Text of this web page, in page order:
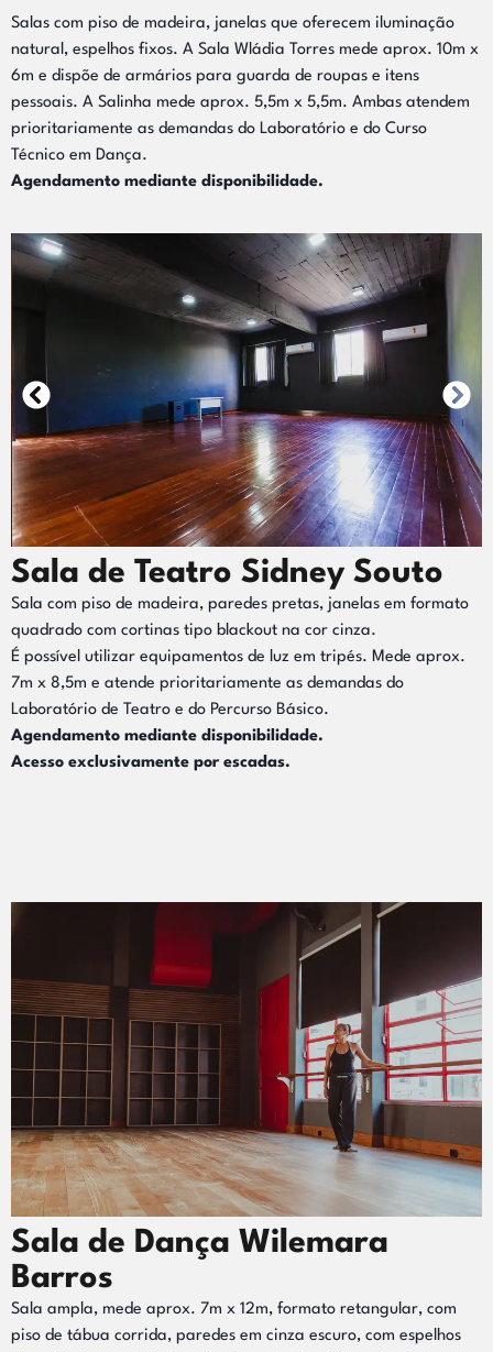
Salas com piso de madeira, janelas que oferecem iluminação
natural, espelhos fixos. A Sala Wládia Torres mede aprox. 10m x
6m e dispõe de armários para guarda de roupas e itens
pessoais. A Salinha mede aprox. 5,5m x 5,5m. Ambas atendem
prioritariamente as demandas do Laboratório e do Curso
Técnico em Dança.
Agendamento mediante disponibilidade.
Sala de Teatro Sidney Souto
Sala com piso de madeira, paredes pretas, janelas em formato
quadrado com cortinas tipo blackout na cor cinza.
É possível utilizar equipamentos de luz em tripés. Mede aprox.
7m x 8,5m e atende prioritariamente as demandas do
Laboratório de Teatro e do Percurso Básico.
Agendamento mediante disponibilidade.
Acesso exclusivamente por escadas.
Sala de Dança Wilemara
Barros
Sala ampla, mede aprox. 7m x 12m, formato retangular, com
piso de tábua corrida, paredes em cinza escuro, com espelhos